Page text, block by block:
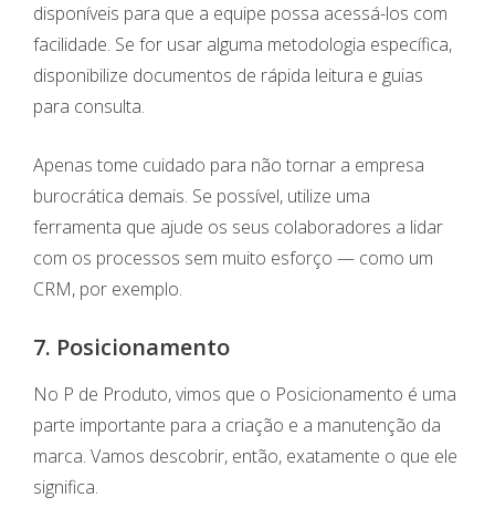
disponíveis para que a equipe possa acessá-los com
facilidade. Se for usar alguma metodologia específica,
disponibilize documentos de rápida leitura e guias
para consulta.
Apenas tome cuidado para não tornar a empresa
burocrática demais. Se possível, utilize uma
ferramenta que ajude os seus colaboradores a lidar
com os processos sem muito esforço — como um
CRM, por exemplo.
7. Posicionamento
No P de Produto, vimos que o Posicionamento é uma
parte importante para a criação e a manutenção da
marca. Vamos descobrir, então, exatamente o que ele
significa.